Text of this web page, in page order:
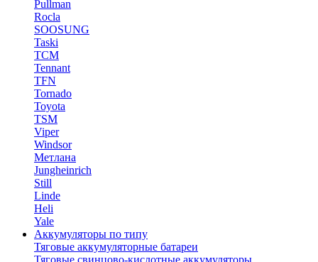
Pullman
Rocla
SOOSUNG
Taski
TCM
Tennant
TFN
Tornado
Toyota
TSM
Viper
Windsor
Метлана
Jungheinrich
Still
Linde
Heli
Yale
Аккумуляторы по типу
Тяговые аккумуляторные батареи
Тяговые свинцово-кислотные аккумуляторы